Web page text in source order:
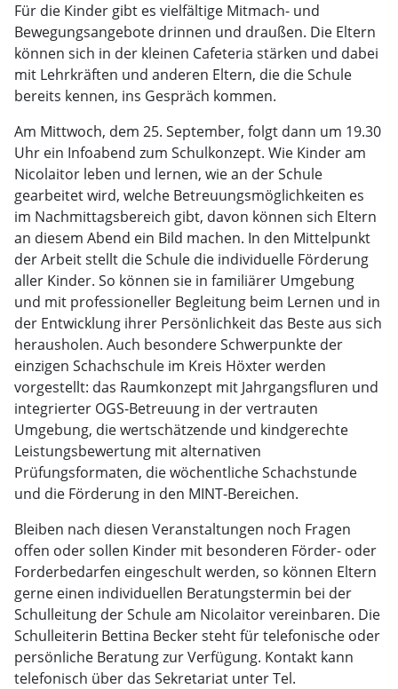
Für die Kinder gibt es vielfältige Mitmach- und
Bewegungsangebote drinnen und draußen. Die Eltern
können sich in der kleinen Cafeteria stärken und dabei
mit Lehrkräften und anderen Eltern, die die Schule
bereits kennen, ins Gespräch kommen.
Am Mittwoch, dem 25. September, folgt dann um 19.30
Uhr ein Infoabend zum Schulkonzept. Wie Kinder am
Nicolaitor leben und lernen, wie an der Schule
gearbeitet wird, welche Betreuungsmöglichkeiten es
im Nachmittagsbereich gibt, davon können sich Eltern
an diesem Abend ein Bild machen. In den Mittelpunkt
der Arbeit stellt die Schule die individuelle Förderung
aller Kinder. So können sie in familiärer Umgebung
und mit professioneller Begleitung beim Lernen und in
der Entwicklung ihrer Persönlichkeit das Beste aus sich
herausholen. Auch besondere Schwerpunkte der
einzigen Schachschule im Kreis Höxter werden
vorgestellt: das Raumkonzept mit Jahrgangsfluren und
integrierter OGS-Betreuung in der vertrauten
Umgebung, die wertschätzende und kindgerechte
Leistungsbewertung mit alternativen
Prüfungsformaten, die wöchentliche Schachstunde
und die Förderung in den MINT-Bereichen.
Bleiben nach diesen Veranstaltungen noch Fragen
offen oder sollen Kinder mit besonderen Förder- oder
Forderbedarfen eingeschult werden, so können Eltern
gerne einen individuellen Beratungstermin bei der
Schulleitung der Schule am Nicolaitor vereinbaren. Die
Schulleiterin Bettina Becker steht für telefonische oder
persönliche Beratung zur Verfügung. Kontakt kann
telefonisch über das Sekretariat unter Tel.